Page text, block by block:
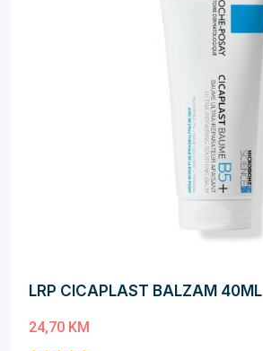
LRP CICAPLAST BALZAM 40ML
24,70 KM